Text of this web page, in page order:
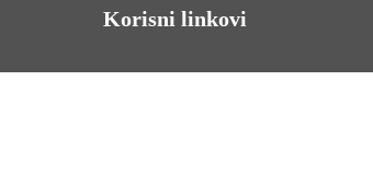
Korisni linkovi